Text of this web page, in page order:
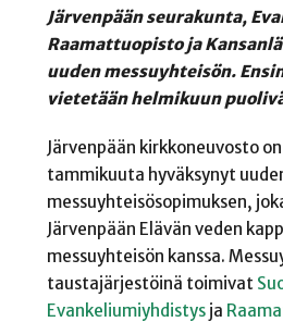
Järvenpään seurakunta,
Raamattuopisto ja
uuden messuyhteisön.
vietetään helmikuun
Järvenpään kirkkoneuvosto
tammikuuta hyväksynyt
messuyhteisösopimuksen,
Järvenpään Elävän veden
messuyhteisön kanssa.
taustajärjestöinä toimivat
Evankeliumiyhdistysja